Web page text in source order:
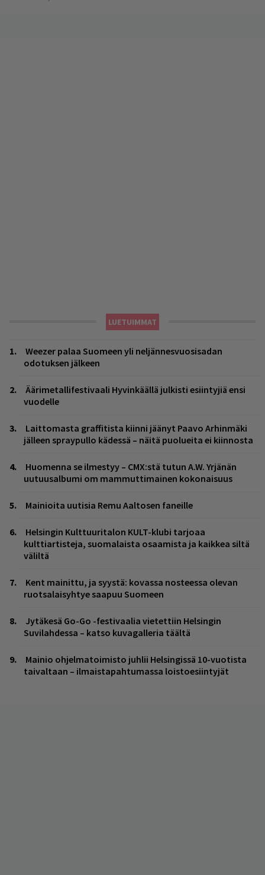
LUETUIMMAT
Weezer palaa Suomeen yli neljännesvuosisadan
odotuksen jälkeen
Äärimetallifestivaali Hyvinkäällä julkisti esiintyjiä ensi
vuodelle
Laittomasta graffitista kiinni jäänyt Paavo Arhinmäki
jälleen spraypullo kädessä – näitä puolueita ei kiinnosta
Huomenna se ilmestyy – CMX:stä tutun A.W. Yrjänän
uutuusalbumi om mammuttimainen kokonaisuus
Mainioita uutisia Remu Aaltosen faneille
Helsingin Kulttuuritalon KULT-klubi tarjoaa
kulttiartisteja, suomalaista osaamista ja kaikkea siltä
väliltä
Kent mainittu, ja syystä: kovassa nosteessa olevan
ruotsalaisyhtye saapuu Suomeen
Jytäkesä Go-Go -festivaalia vietettiin Helsingin
Suvilahdessa – katso kuvagalleria täältä
Mainio ohjelmatoimisto juhlii Helsingissä 10-vuotista
taivaltaan – ilmaistapahtumassa loistoesiintyjät